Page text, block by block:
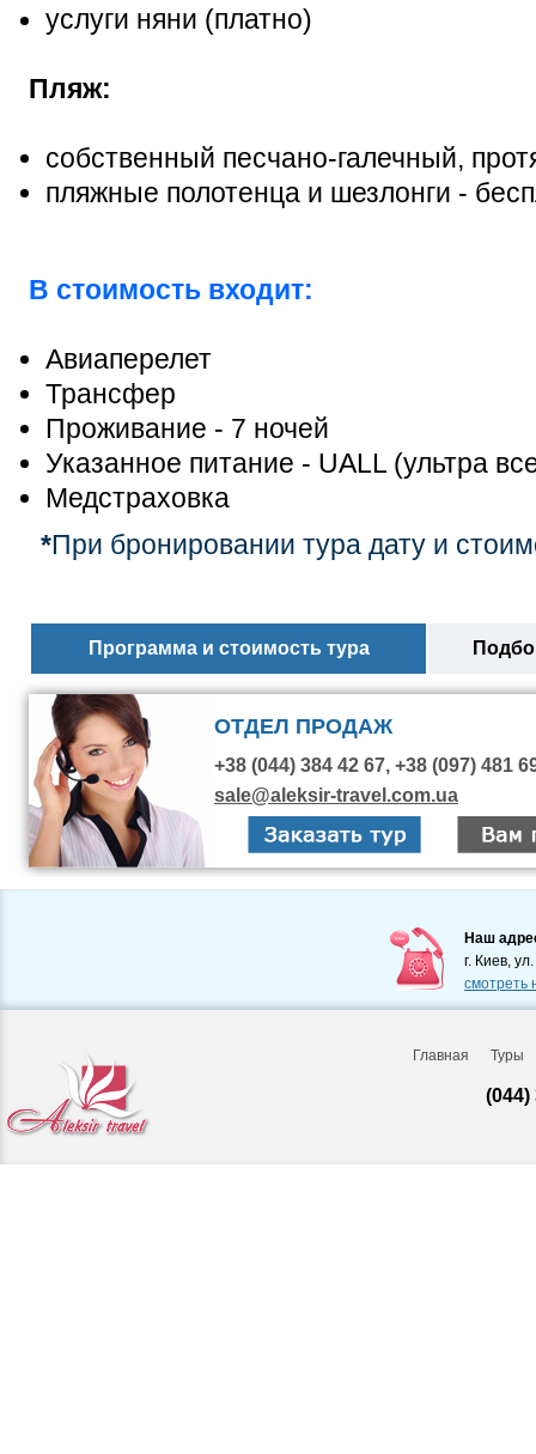
услуги няни (платно)
Пляж:
собственный песчано-галечный,
пляжные полотенца и шезлонги -
В стоимость входит:
Авиаперелет
Трансфер
Проживание - 7 ночей
Указанное питание - UALL (ультра
Медстраховка
*При бронировании тура дату и
Программа и стоимость тура
ОТДЕЛ ПРОДАЖ
+38 (044) 384 42 67, +38 (097) 481
sale@aleksir-travel.com.ua
Наш
г. Киев,
смотреть
Главная Туры
(044)